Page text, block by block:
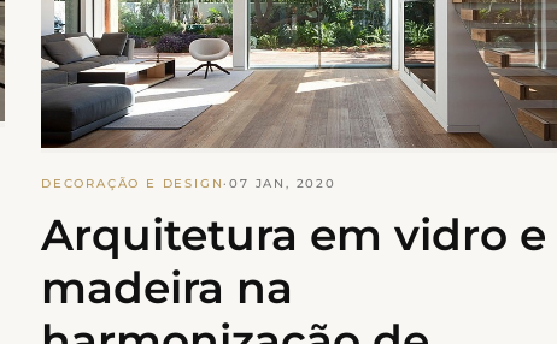
DECORAÇÃO E DESIGN·07 JAN, 2020
Arquitetura em vidro e
madeira na